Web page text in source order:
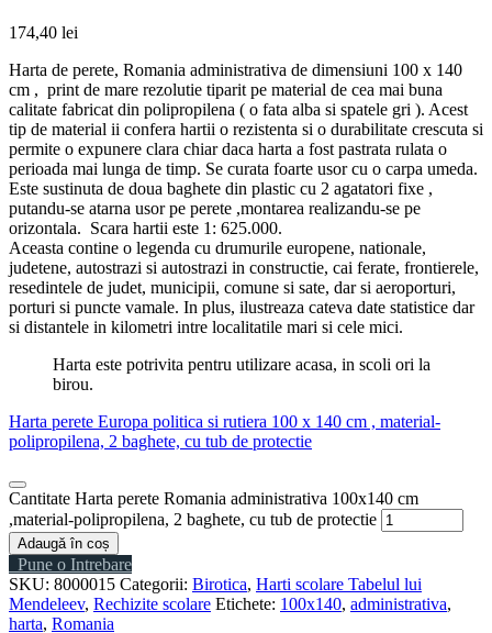
174,40 lei
Harta de perete, Romania administrativa de dimensiuni 100 x 140
cm , print de mare rezolutie tiparit pe material de cea mai buna
calitate fabricat din polipropilena ( o fata alba si spatele gri ). Acest
tip de material ii confera hartii o rezistenta si o durabilitate crescuta si
permite o expunere clara chiar daca harta a fost pastrata rulata o
perioada mai lunga de timp. Se curata foarte usor cu o carpa umeda.
Este sustinuta de doua baghete din plastic cu 2 agatatori fixe ,
putandu-se atarna usor pe perete ,montarea realizandu-se pe
orizontala. Scara hartii este 1: 625.000.
Aceasta contine o legenda cu drumurile europene, nationale,
judetene, autostrazi si autostrazi in constructie, cai ferate, frontierele,
resedintele de judet, municipii, comune si sate, dar si aeroporturi,
porturi si puncte vamale. In plus, ilustreaza cateva date statistice dar
si distantele in kilometri intre localitatile mari si cele mici.
Harta este potrivita pentru utilizare acasa, in scoli ori la
birou.
Harta perete Europa politica si rutiera 100 x 140 cm , material-
polipropilena, 2 baghete, cu tub de protectie
Cantitate Harta perete Romania administrativa 100x140 cm
,material-polipropilena, 2 baghete, cu tub de protectie
Adaugă în coș
Pune o Intrebare
SKU: 8000015 Categorii: Birotica, Harti scolare Tabelul lui
Mendeleev, Rechizite scolare Etichete: 100x140, administrativa,
harta, Romania